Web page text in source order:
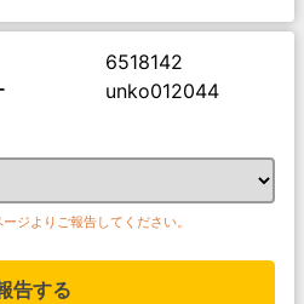
6518142
unko012044
ジよりご報告してください。
告する